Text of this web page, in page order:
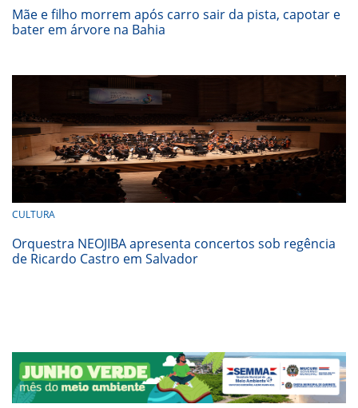
Mãe e filho morrem após carro sair da pista, capotar e
bater em árvore na Bahia
CULTURA
Orquestra NEOJIBA apresenta concertos sob regência
de Ricardo Castro em Salvador